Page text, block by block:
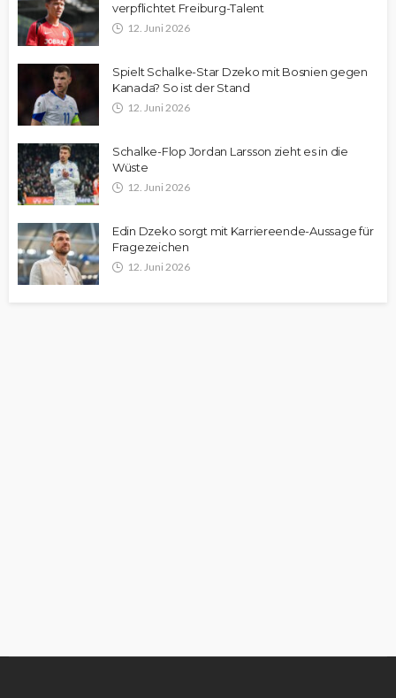
verpflichtet Freiburg-Talent
12. Juni 2026
Spielt Schalke-Star Dzeko mit Bosnien gegen
Kanada? So ist der Stand
12. Juni 2026
Schalke-Flop Jordan Larsson zieht es in die
Wüste
12. Juni 2026
Edin Dzeko sorgt mit Karriereende-Aussage für
Fragezeichen
12. Juni 2026